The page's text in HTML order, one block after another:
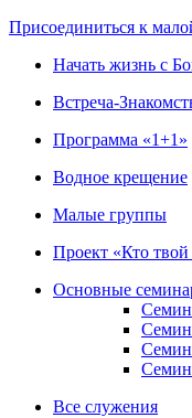
Присоединиться к
Начать жизнь с
Встреча-
Программа «1+1»
Водное крещение
Малые группы
Проект «Кто твой
Основные
Все служения